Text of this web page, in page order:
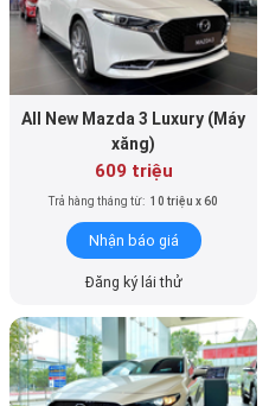
All New Mazda 3 Luxury (Máy
xăng)
609 triệu
Trả hàng tháng từ: 10 triệu x 60
Nhận báo giá
Đăng ký lái thử